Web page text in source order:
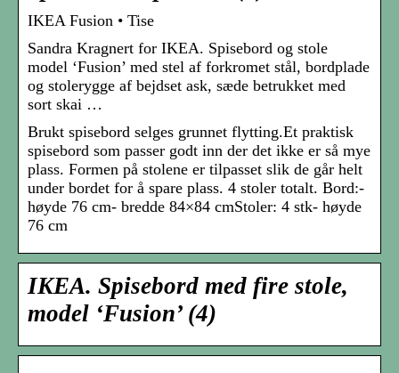
IKEA Fusion • Tise
Sandra Kragnert for IKEA. Spisebord og stole
model ‘Fusion’ med stel af forkromet stål, bordplade
og stolerygge af bejdset ask, sæde betrukket med
sort skai …
Brukt spisebord selges grunnet flytting.Et praktisk
spisebord som passer godt inn der det ikke er så mye
plass. Formen på stolene er tilpasset slik de går helt
under bordet for å spare plass. 4 stoler totalt. Bord:-
høyde 76 cm- bredde 84×84 cmStoler: 4 stk- høyde
76 cm
IKEA. Spisebord med fire stole,
model ‘Fusion’ (4)